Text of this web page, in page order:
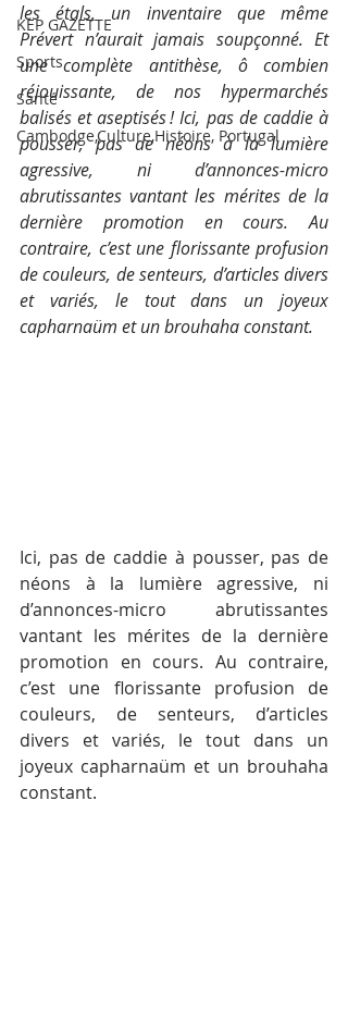
KEP GAZETTE
Sports
Santé
Cambodge,Culture,Histoire, Portugal
les étals, un inventaire que même
Prévert n’aurait jamais soupçonné. Et
une complète antithèse, ô combien
réjouissante, de nos hypermarchés
balisés et aseptisés ! Ici, pas de caddie à
pousser, pas de néons à la lumière
agressive, ni d’annonces-micro
abrutissantes vantant les mérites de la
dernière promotion en cours. Au
contraire, c’est une florissante profusion
de couleurs, de senteurs, d’articles divers
et variés, le tout dans un joyeux
capharnaüm et un brouhaha constant.
Ici, pas de caddie à pousser, pas de
néons à la lumière agressive, ni
d’annonces-micro abrutissantes
vantant les mérites de la dernière
promotion en cours. Au contraire,
c’est une florissante profusion de
couleurs, de senteurs, d’articles
divers et variés, le tout dans un
joyeux capharnaüm et un brouhaha
constant.